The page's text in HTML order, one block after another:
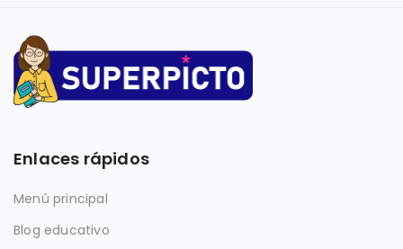
Enlaces rápidos
Menú principal
Blog educativo